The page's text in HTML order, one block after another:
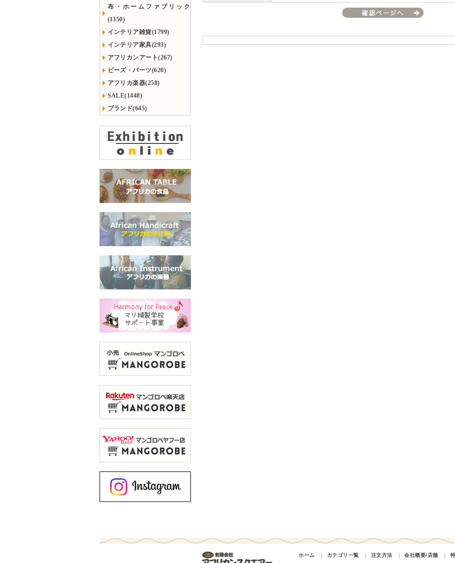
布・ホームファブリック
(1350)
インテリア雑貨(1799)
インテリア家具(293)
アフリカンアート(267)
ビーズ・パーツ(620)
アフリカ楽器(258)
SALE(1448)
ブランド(645)
ホーム ｜ カテゴリ一覧 ｜ 注文方法 ｜ 会社概要/店舗 ｜